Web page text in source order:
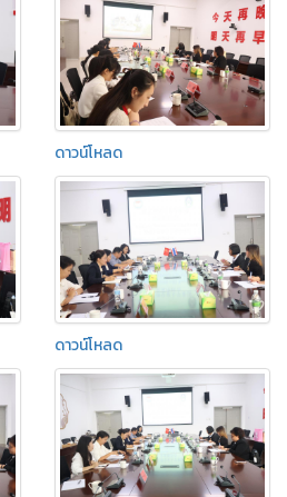
ดาวน์โหลด
ดาวน์โหลด